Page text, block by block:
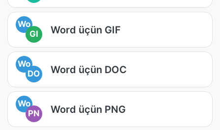
Wo
GI
Word üçün GIF
Wo
DO
Word üçün DOC
Wo
PN
Word üçün PNG